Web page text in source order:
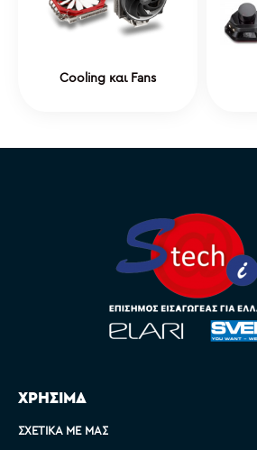
Cooling και Fans
ΧΡΗΣΙΜΑ
ΣΧΕΤΙΚΆ ΜΕ ΜΑΣ